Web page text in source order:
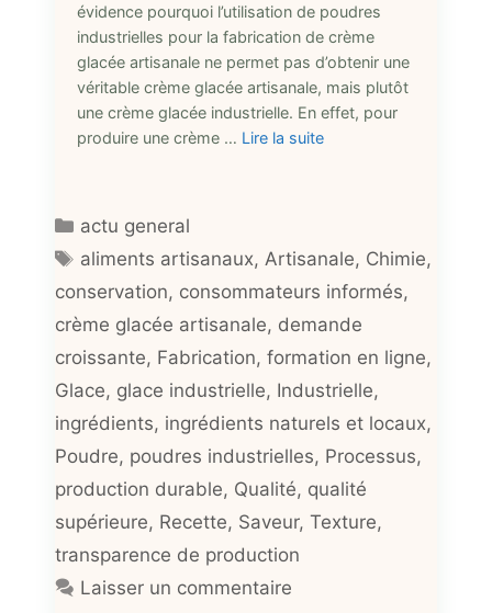
évidence pourquoi l’utilisation de poudres
industrielles pour la fabrication de crème
glacée artisanale ne permet pas d’obtenir une
véritable crème glacée artisanale, mais plutôt
une crème glacée industrielle. En effet, pour
produire une crème … Lire la suite
Catégories
actu general
Étiquettes
aliments artisanaux, Artisanale, Chimie,
conservation, consommateurs informés,
crème glacée artisanale, demande
croissante, Fabrication, formation en ligne,
Glace, glace industrielle, Industrielle,
ingrédients, ingrédients naturels et locaux,
Poudre, poudres industrielles, Processus,
production durable, Qualité, qualité
supérieure, Recette, Saveur, Texture,
transparence de production
Laisser un commentaire